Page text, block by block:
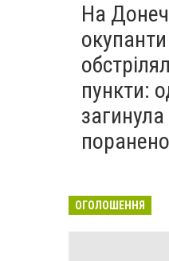
На
пункти:
поранено
ОГОЛОШЕННЯ